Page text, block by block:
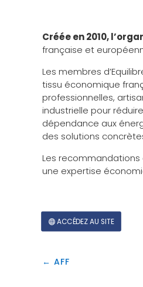
Créée en 2010,
française et
Les membres
tissu économique
professionnelles,
industrielle pour
dépendance aux
des solutions
Les recommandations
une expertise
ACCÉDEZ AU SITE
← AFF